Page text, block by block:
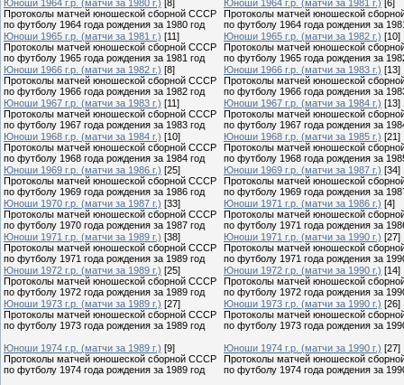
Юноши 1964 г.р. (матчи за 1980 г.) [8]
Протоколы матчей юношеской сборной СССР
по футболу 1964 года рождения за 1980 год
Юноши 1964 г.р. (матчи за 1981 г.) [6]
Протоколы матчей юношеской
по футболу 1964 года рождения за
Юноши 1965 г.р. (матчи за 1981 г.) [11]
Протоколы матчей юношеской сборной СССР
по футболу 1965 года рождения за 1981 год
Юноши 1965 г.р. (матчи за 1982 г.) [10]
Протоколы матчей юношеской
по футболу 1965 года рождения за
Юноши 1966 г.р. (матчи за 1982 г.) [8]
Протоколы матчей юношеской сборной СССР
по футболу 1966 года рождения за 1982 год
Юноши 1966 г.р. (матчи за 1983 г.) [13]
Протоколы матчей юношеской
по футболу 1966 года рождения за
Юноши 1967 г.р. (матчи за 1983 г.) [11]
Протоколы матчей юношеской сборной СССР
по футболу 1967 года рождения за 1983 год
Юноши 1967 г.р. (матчи за 1984 г.) [13]
Протоколы матчей юношеской
по футболу 1967 года рождения за
Юноши 1968 г.р. (матчи за 1984 г.) [10]
Протоколы матчей юношеской сборной СССР
по футболу 1968 года рождения за 1984 год
Юноши 1968 г.р. (матчи за 1985 г.) [21]
Протоколы матчей юношеской
по футболу 1968 года рождения за
Юноши 1969 г.р. (матчи за 1986 г.) [25]
Протоколы матчей юношеской сборной СССР
по футболу 1969 года рождения за 1986 год
Юноши 1969 г.р. (матчи за 1987 г.) [34]
Протоколы матчей юношеской
по футболу 1969 года рождения за
Юноши 1970 г.р. (матчи за 1987 г.) [33]
Протоколы матчей юношеской сборной СССР
по футболу 1970 года рождения за 1987 год
Юноши 1971 г.р. (матчи за 1986 г.) [4]
Протоколы матчей юношеской
по футболу 1971 года рождения за
Юноши 1971 г.р. (матчи за 1989 г.) [38]
Протоколы матчей юношеской сборной СССР
по футболу 1971 года рождения за 1989 год
Юноши 1971 г.р. (матчи за 1990 г.) [27]
Протоколы матчей юношеской
по футболу 1971 года рождения за
Юноши 1972 г.р. (матчи за 1989 г.) [25]
Протоколы матчей юношеской сборной СССР
по футболу 1972 года рождения за 1989 год
Юноши 1972 г.р. (матчи за 1990 г.) [14]
Протоколы матчей юношеской
по футболу 1972 года рождения за
Юноши 1973 г.р. (матчи за 1989 г.) [27]
Протоколы матчей юношеской сборной СССР
по футболу 1973 года рождения за 1989 год
Юноши 1973 г.р. (матчи за 1990 г.) [26]
Протоколы матчей юношеской
по футболу 1973 года рождения за
Юноши 1974 г.р. (матчи за 1989 г.) [9]
Протоколы матчей юношеской сборной СССР
по футболу 1974 года рождения за 1989 год
Юноши 1974 г.р. (матчи за 1990 г.) [27]
Протоколы матчей юношеской
по футболу 1974 года рождения за